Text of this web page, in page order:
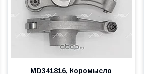
MD341816, Коромысло